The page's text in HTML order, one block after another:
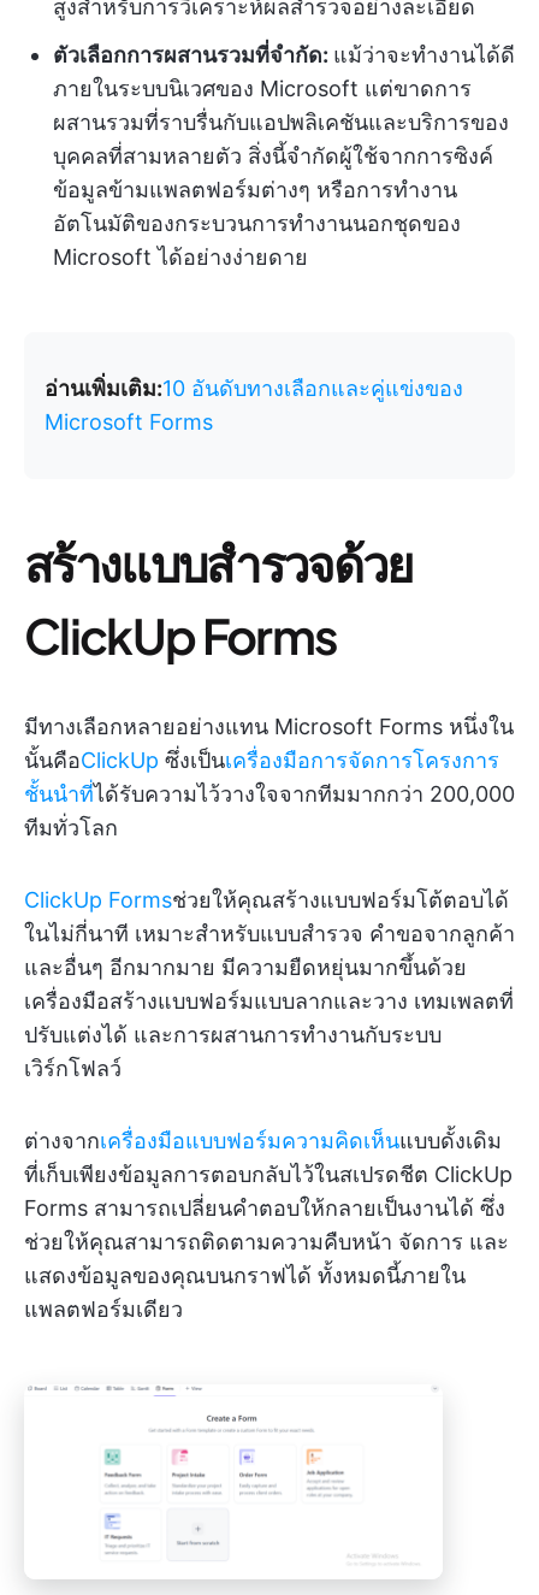
สูงสำหรับการวิเคราะห์ผลสำรวจอย่างละเอียด
ตัวเลือกการผสานรวมที่จำกัด: แม้ว่าจะทำงานได้ดี
ภายในระบบนิเวศของ Microsoft แต่ขาดการ
ผสานรวมที่ราบรื่นกับแอปพลิเคชันและบริการของ
บุคคลที่สามหลายตัว สิ่งนี้จำกัดผู้ใช้จากการซิงค์
ข้อมูลข้ามแพลตฟอร์มต่างๆ หรือการทำงาน
อัตโนมัติของกระบวนการทำงานนอกชุดของ
Microsoft ได้อย่างง่ายดาย
อ่านเพิ่มเติม:10 อันดับทางเลือกและคู่แข่งของ
Microsoft Forms
สร้างแบบสำรวจด้วย
ClickUp Forms
มีทางเลือกหลายอย่างแทน Microsoft Forms หนึ่งใน
นั้นคือClickUp ซึ่งเป็นเครื่องมือการจัดการโครงการ
ชั้นนำที่ได้รับความไว้วางใจจากทีมมากกว่า 200,000
ทีมทั่วโลก
ClickUp Formsช่วยให้คุณสร้างแบบฟอร์มโต้ตอบได้
ในไม่กี่นาที เหมาะสำหรับแบบสำรวจ คำขอจากลูกค้า
และอื่นๆ อีกมากมาย มีความยืดหยุ่นมากขึ้นด้วย
เครื่องมือสร้างแบบฟอร์มแบบลากและวาง เทมเพลตที่
ปรับแต่งได้ และการผสานการทำงานกับระบบ
เวิร์กโฟลว์
ต่างจากเครื่องมือแบบฟอร์มความคิดเห็นแบบดั้งเดิม
ที่เก็บเพียงข้อมูลการตอบกลับไว้ในสเปรดชีต ClickUp
Forms สามารถเปลี่ยนคำตอบให้กลายเป็นงานได้ ซึ่ง
ช่วยให้คุณสามารถติดตามความคืบหน้า จัดการ และ
แสดงข้อมูลของคุณบนกราฟได้ ทั้งหมดนี้ภายใน
แพลตฟอร์มเดียว